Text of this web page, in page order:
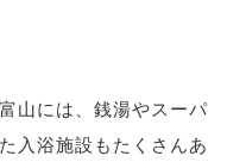
山には、銭湯やスーパ
入浴施設もたくさんあ